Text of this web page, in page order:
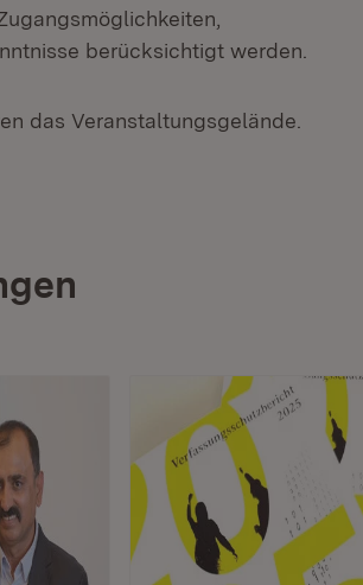
berücksichtigt werden.
das Veranstaltungsgelände.